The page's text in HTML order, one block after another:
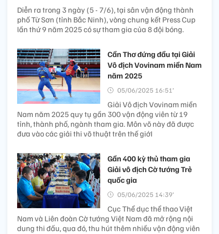
Diễn ra trong 3 ngày (5 - 7/6), tại sân vận động thành
phố Từ Sơn (tỉnh Bắc Ninh), vòng chung kết Press Cup
lần thứ 9 năm 2025 có sự tham gia của 8 đội bóng.
Cần Thơ đứng đầu tại Giải
Vô địch Vovinam miền Nam
năm 2025
05/06/2025 16:51’
Giải Vô địch Vovinam miền
Nam năm 2025 quy tụ gần 300 vận động viên từ 19
tỉnh, thành phố, ngành tham gia. Môn võ này đã được
đưa vào các giải thi võ thuật trên thế giớI
Gần 400 kỳ thủ tham gia
Giải vô địch Cờ tướng Trẻ
quốc gia
05/06/2025 14:39’
Cục Thể dục thể thao Việt
Nam và Liên đoàn Cờ tướng Việt Nam đã mở rộng nội
dung thi đấu, qua đó, thu hút thêm nhiều vận động viên